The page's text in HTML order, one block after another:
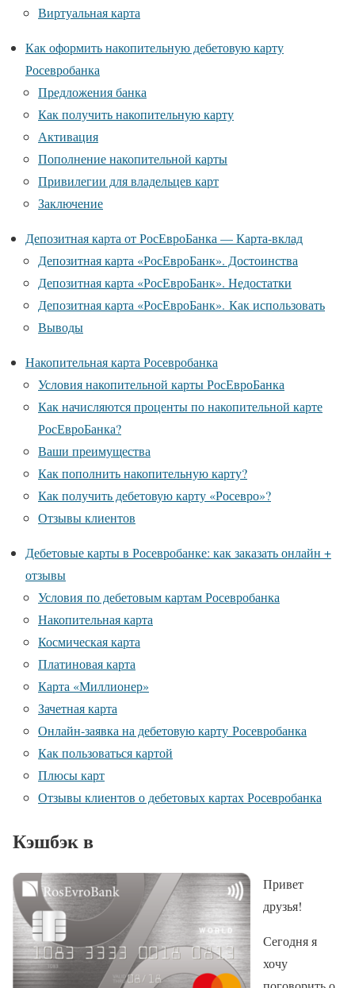
Виртуальная карта
Как оформить накопительную дебетовую карту
Росевробанка
Предложения банка
Как получить накопительную карту
Активация
Пополнение накопительной карты
Привилегии для владельцев карт
Заключение
Депозитная карта от РосЕвроБанка — Карта-вклад
Депозитная карта «РосЕвроБанк». Достоинства
Депозитная карта «РосЕвроБанк». Недостатки
Депозитная карта «РосЕвроБанк». Как использовать
Выводы
Накопительная карта Росевробанка
Условия накопительной карты РосЕвроБанка
Как начисляются проценты по накопительной карте
РосЕвроБанка?
Ваши преимущества
Как пополнить накопительную карту?
Как получить дебетовую карту «Росевро»?
Отзывы клиентов
Дебетовые карты в Росевробанке: как заказать онлайн +
отзывы
Условия по дебетовым картам Росевробанка
Накопительная карта
Космическая карта
Платиновая карта
Карта «Миллионер»
Зачетная карта
Онлайн-заявка на дебетовую карту Росевробанка
Как пользоваться картой
Плюсы карт
Отзывы клиентов о дебетовых картах Росевробанка
Кэшбэк в
Привет
друзья!
Сегодня я
хочу